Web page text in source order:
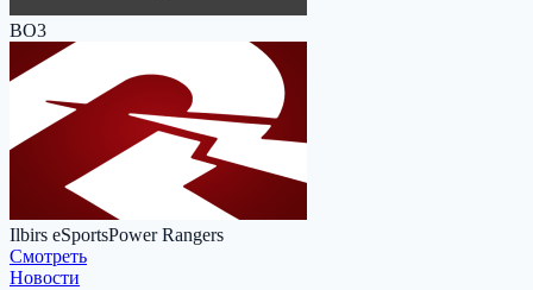
BO3
Ilbirs eSportsPower Rangers
Cмотреть
Новости